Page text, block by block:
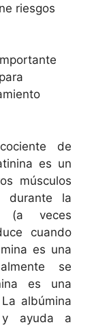
riesgos
de
es un
músculos
durante la
(a veces
cuando
es una
se
es una
albúmina
y ayuda a